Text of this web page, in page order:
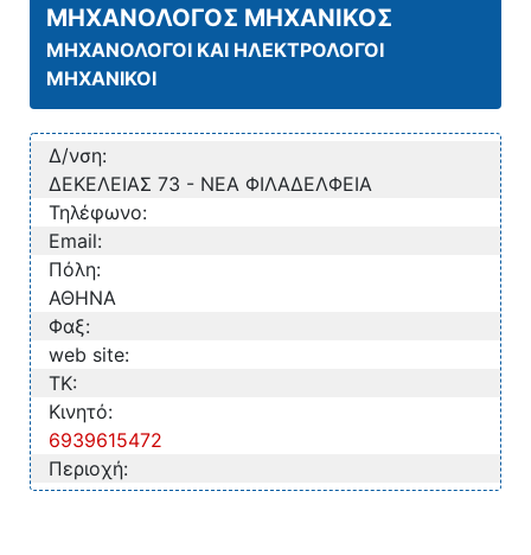
ΜΗΧΑΝΟΛΟΓΟΣ ΜΗΧΑΝΙΚΟΣ
ΜΗΧΑΝΟΛΟΓΟΙ ΚΑΙ ΗΛΕΚΤΡΟΛΟΓΟΙ
ΜΗΧΑΝΙΚΟΙ
Δ/νση:
ΔΕΚΕΛΕΙΑΣ 73 - ΝΕΑ ΦΙΛΑΔΕΛΦΕΙΑ
Τηλέφωνο:
Email:
Πόλη:
ΑΘΗΝΑ
Φαξ:
web site:
TK:
Κινητό:
6939615472
Περιοχή: